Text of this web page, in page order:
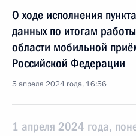
О ходе исполнения
данных по итогам
области мобильной
Российской Федерации
5 апреля 2024 года, 16:56
1 апреля 2024 года,